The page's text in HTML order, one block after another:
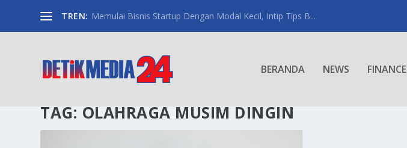
TREN: Memulai Bisnis Startup Dengan Modal Kecil, Intip Tips B...
BERANDA NEWS FINANCE
TAG: OLAHRAGA MUSIM DINGIN